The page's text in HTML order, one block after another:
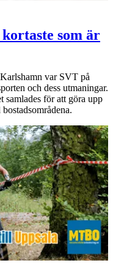
som är
var SVT på
och dess utmaningar.
samlades för att göra upp